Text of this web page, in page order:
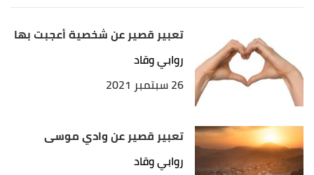
تعبير قصير عن شخصية أعجبت بها
روابي وقاد
26 سبتمبر 2021
تعبير قصير عن وادي موسى
روابي وقاد